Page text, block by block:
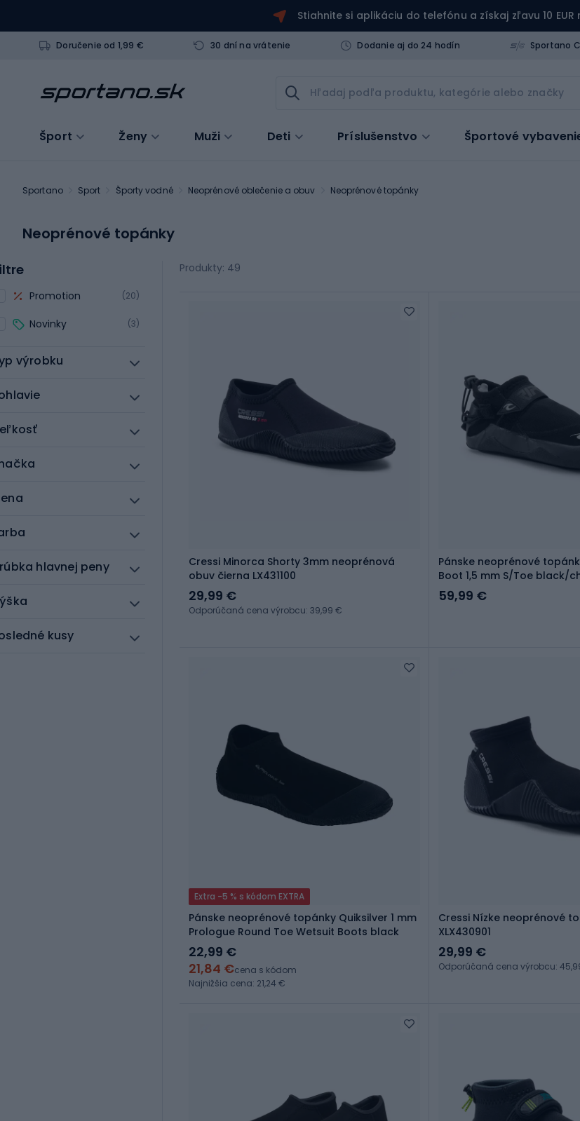
Stiahnite si aplikáciu do telefónu a získaj zľavu 10
Doručenie od 1,99 € 30 dní na vrátenie Dodanie aj do 24 hodín Sportano
Šport Ženy Muži Deti Príslušenstvo Športové
Sportano Sport Športy vodné Neoprénové oblečenie a obuv Neoprénové topánky
Neoprénové topánky
Promotion (20)
Novinky (3)
výrobku
hlavnej peny
kusy
Produkty: 49
Cressi Minorca Shorty 3mm neoprénová
obuv čierna LX431100
29,99 €
Odporúčaná cena výrobcu: 39,99 €
Pánske neoprénové
Boot 1,5 mm S/Toe black/
59,99 €
Extra -5 % s kódom EXTRA
Pánske neoprénové topánky Quiksilver 1 mm
Prologue Round Toe Wetsuit Boots black
22,99 €
21,84 €cena s kódom
Najnižšia cena: 21,24 €
Cressi Nízke neoprénové
XLX430901
29,99 €
Odporúčaná cena výrobcu: